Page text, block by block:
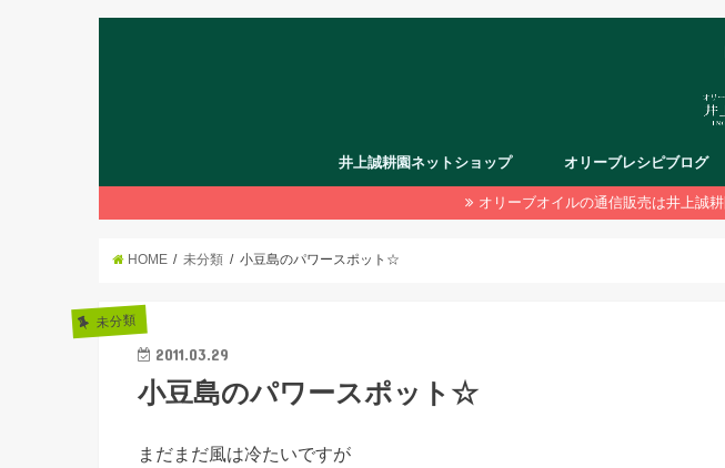
井上誠耕園ネットショップ オリーブレシピブログ
オリーブオイルの通信販売は井上誠
HOME 未分類 小豆島のパワースポット☆
未分類
2011.03.29
小豆島のパワースポット☆
まだまだ風は冷たいですが